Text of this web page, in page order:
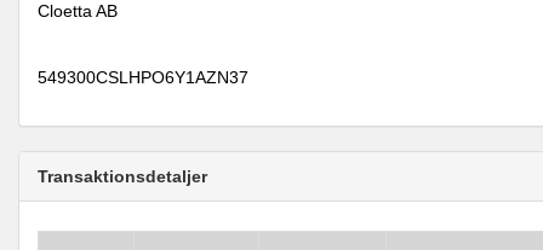
Cloetta AB
549300CSLHPO6Y1AZN37
Transaktionsdetaljer